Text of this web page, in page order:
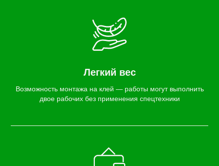
Легкий вес
Возможность монтажа на клей — работы могут выполнить
двое рабочих без применения спецтехники